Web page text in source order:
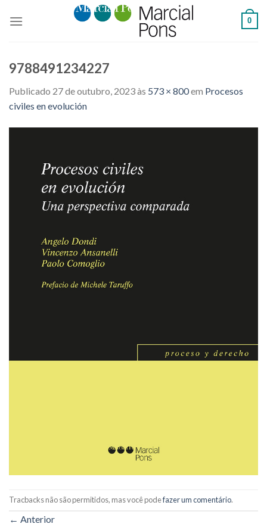
0
9788491234227
Publicado 27 de outubro, 2023às 573 × 800em Procesos
civiles en evolución
Tracbacks não são permitidos, mas você podefazer um comentário.
← Anterior